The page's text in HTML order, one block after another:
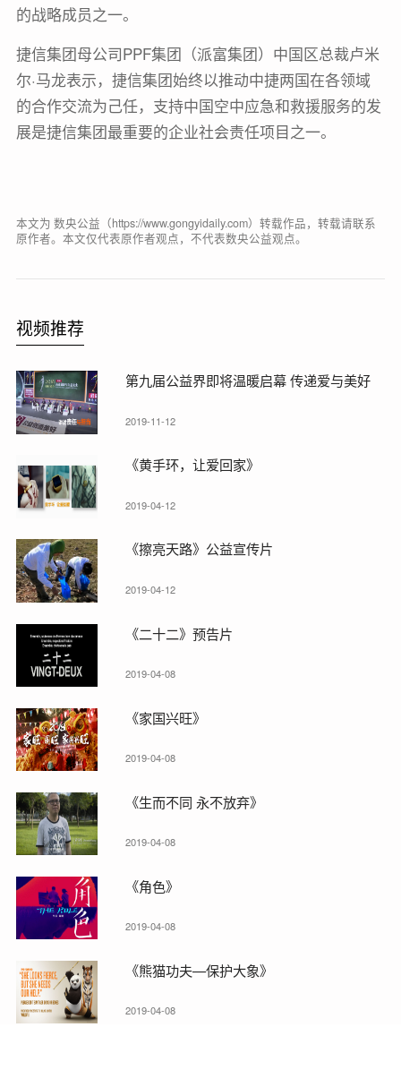
的战略成员之一。
捷信集团母公司PPF集团（派富集团）中国区总裁卢米
尔·马龙表示，捷信集团始终以推动中捷两国在各领域
的合作交流为己任，支持中国空中应急和救援服务的发
展是捷信集团最重要的企业社会责任项目之一。
本文为 数央公益（https://www.gongyidaily.com）转载作品，转载请联系
原作者。本文仅代表原作者观点，不代表数央公益观点。
视频推荐
第九届公益界即将温暖启幕 传递爱与美好
2019-11-12
《黄手环，让爱回家》
2019-04-12
《擦亮天路》公益宣传片
2019-04-12
《二十二》预告片
2019-04-08
《家国兴旺》
2019-04-08
《生而不同 永不放弃》
2019-04-08
《角色》
2019-04-08
《熊猫功夫—保护大象》
2019-04-08